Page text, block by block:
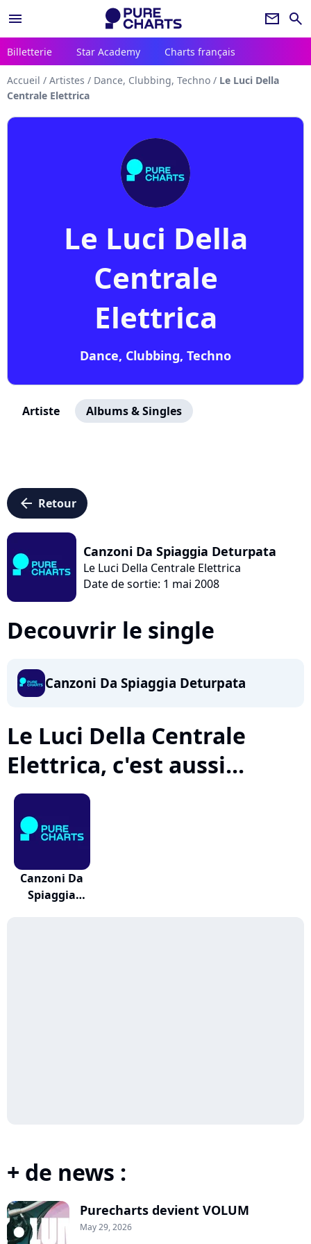
menu newsletter search
Billetterie Star Academy Charts français
Accueil / Artistes / Dance, Clubbing, Techno / Le Luci Della
Centrale Elettrica
Le Luci Della
Centrale
Elettrica
Dance, Clubbing, Techno
Artiste Albums & Singles
arrow_left Retour
Canzoni Da Spiaggia Deturpata
Le Luci Della Centrale Elettrica
Date de sortie: 1 mai 2008
Decouvrir le single
Canzoni Da Spiaggia Deturpata
Le Luci Della Centrale
Elettrica, c'est aussi...
Canzoni Da
Spiaggia
+ de news :
Purecharts devient VOLUM
May 29, 2026